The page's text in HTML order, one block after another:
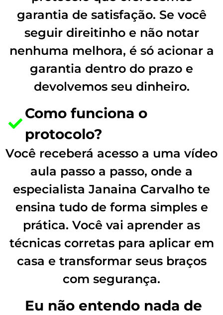
garantia de satisfação. Se você
seguir direitinho e não notar
nenhuma melhora, é só acionar a
garantia dentro do prazo e
devolvemos seu dinheiro.
Como funciona o
protocolo?
Você receberá acesso a uma vídeo
aula passo a passo, onde a
especialista Janaina Carvalho te
ensina tudo de forma simples e
prática. Você vai aprender as
técnicas corretas para aplicar em
casa e transformar seus braços
com segurança.
Eu não entendo nada de